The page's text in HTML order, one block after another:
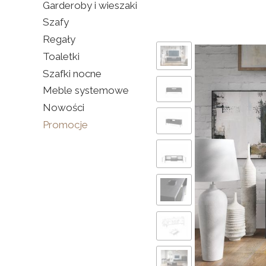
Garderoby i wieszaki
Szafy
Regały
Toaletki
Szafki nocne
Meble systemowe
Nowości
Promocje